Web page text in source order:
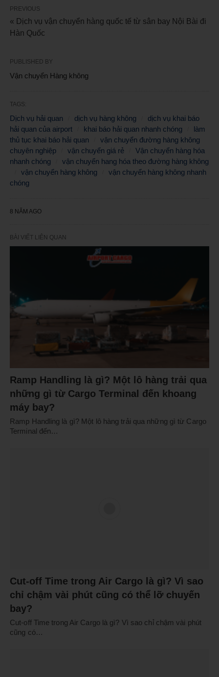
PREVIOUS
« Dịch vụ vận chuyển hàng quốc tế từ sân bay Nội Bài đi
Hàn Quốc
PUBLISHED BY
Vận chuyển Hàng không
TAGS:
Dịch vụ hải quan dịch vụ hàng không
dịch vụ khai báo
hải quan của airport
khai báo hải quan nhanh chóng
làm
thủ tục khai báo hải quan
vận chuyển đường hàng không
chuyên nghiệp
vận chuyển giá rẻ
Vận chuyển hàng hóa
nhanh chóng
vận chuyển hang hóa theo đường hàng không
vận chuyển hàng không
vận chuyển hàng không nhanh
chóng
8 NĂM AGO
BÀI VIẾT LIÊN QUAN
Ramp Handling là gì? Một lô hàng trải qua
những gì từ Cargo Terminal đến khoang
máy bay?
Ramp Handling là gì? Một lô hàng trải qua những gì từ Cargo
Terminal đến…
Cut-off Time trong Air Cargo là gì? Vì sao
chỉ chậm vài phút cũng có thể lỡ chuyến
bay?
Cut-off Time trong Air Cargo là gì? Vì sao chỉ chậm vài phút
cũng có…